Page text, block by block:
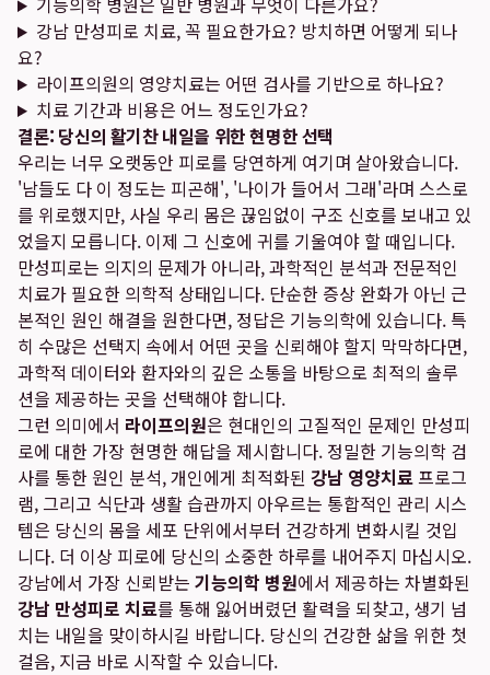
강남 만성피로 치료, 꼭 필요한가요? 방치하면 어떻게 되나
요?
라이프의원의 영양치료는 어떤 검사를 기반으로 하나요?
치료 기간과 비용은 어느 정도인가요?
결론: 당신의 활기찬 내일을 위한 현명한 선택
우리는 너무 오랫동안 피로를 당연하게 여기며 살아왔습니다.
'남들도 다 이 정도는 피곤해', '나이가 들어서 그래'라며 스스로
를 위로했지만, 사실 우리 몸은 끊임없이 구조 신호를 보내고 있
었을지 모릅니다. 이제 그 신호에 귀를 기울여야 할 때입니다.
만성피로는 의지의 문제가 아니라, 과학적인 분석과 전문적인
치료가 필요한 의학적 상태입니다. 단순한 증상 완화가 아닌 근
본적인 원인 해결을 원한다면, 정답은 기능의학에 있습니다. 특
히 수많은 선택지 속에서 어떤 곳을 신뢰해야 할지 막막하다면,
과학적 데이터와 환자와의 깊은 소통을 바탕으로 최적의 솔루
션을 제공하는 곳을 선택해야 합니다.
그런 의미에서 라이프의원은 현대인의 고질적인 문제인 만성피
로에 대한 가장 현명한 해답을 제시합니다. 정밀한 기능의학 검
사를 통한 원인 분석, 개인에게 최적화된 강남 영양치료프로그
램, 그리고 식단과 생활 습관까지 아우르는 통합적인 관리 시스
템은 당신의 몸을 세포 단위에서부터 건강하게 변화시킬 것입
니다. 더 이상 피로에 당신의 소중한 하루를 내어주지 마십시오.
강남에서 가장 신뢰받는 기능의학 병원에서 제공하는 차별화된
강남 만성피로 치료를 통해 잃어버렸던 활력을 되찾고, 생기 넘
치는 내일을 맞이하시길 바랍니다. 당신의 건강한 삶을 위한 첫
걸음, 지금 바로 시작할 수 있습니다.